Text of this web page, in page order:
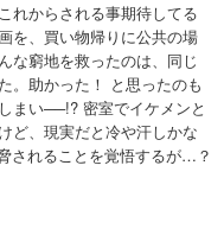
れからされる事期待してる
を、買い物帰りに公共の場
な窮地を救ったのは、同じ
。助かった！ と思ったのも
まい──!? 密室でイケメンと
ど、現実だと冷や汗しかな
されることを覚悟するが…？